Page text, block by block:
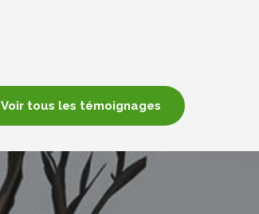
Voir tous les témoignages